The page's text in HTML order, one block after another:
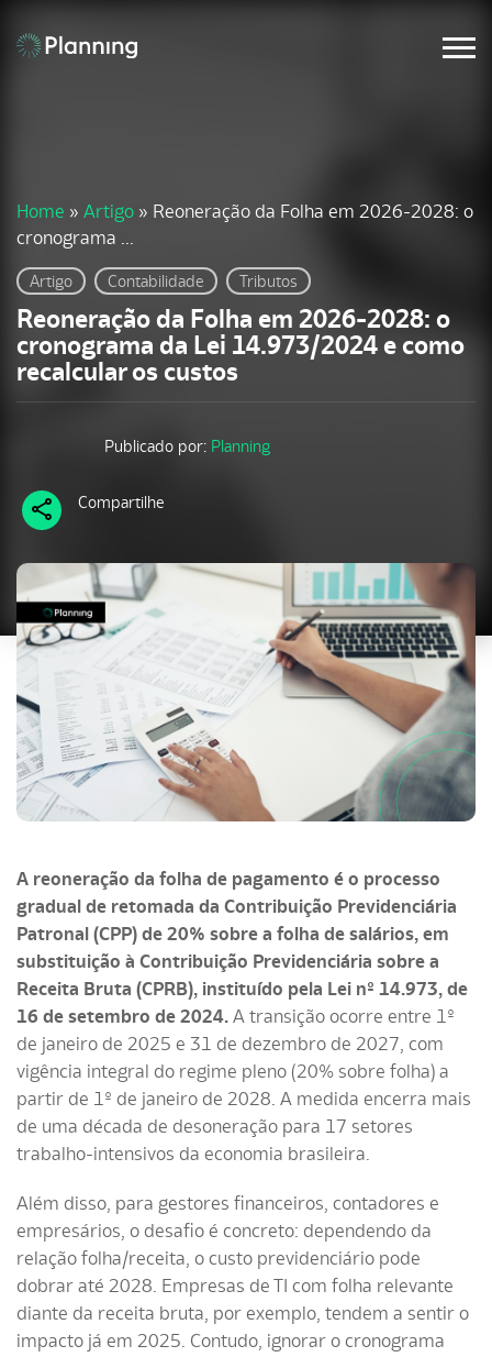
Home » Artigo » Reoneração da Folha em 2026-2028: o
cronograma ...
Artigo Contabilidade Tributos
Reoneração da Folha em 2026-2028: o
cronograma da Lei 14.973/2024 e como
recalcular os custos
Publicado por: Planning
Compartilhe
A reoneração da folha de pagamento é o processo
gradual de retomada da Contribuição Previdenciária
Patronal (CPP) de 20% sobre a folha de salários, em
substituição à Contribuição Previdenciária sobre a
Receita Bruta (CPRB), instituído pela Lei nº 14.973, de
16 de setembro de 2024. A transição ocorre entre 1º
de janeiro de 2025 e 31 de dezembro de 2027, com
vigência integral do regime pleno (20% sobre folha) a
partir de 1º de janeiro de 2028. A medida encerra mais
de uma década de desoneração para 17 setores
trabalho-intensivos da economia brasileira.
Além disso, para gestores financeiros, contadores e
empresários, o desafio é concreto: dependendo da
relação folha/receita, o custo previdenciário pode
dobrar até 2028. Empresas de TI com folha relevante
diante da receita bruta, por exemplo, tendem a sentir o
impacto já em 2025. Contudo, ignorar o cronograma